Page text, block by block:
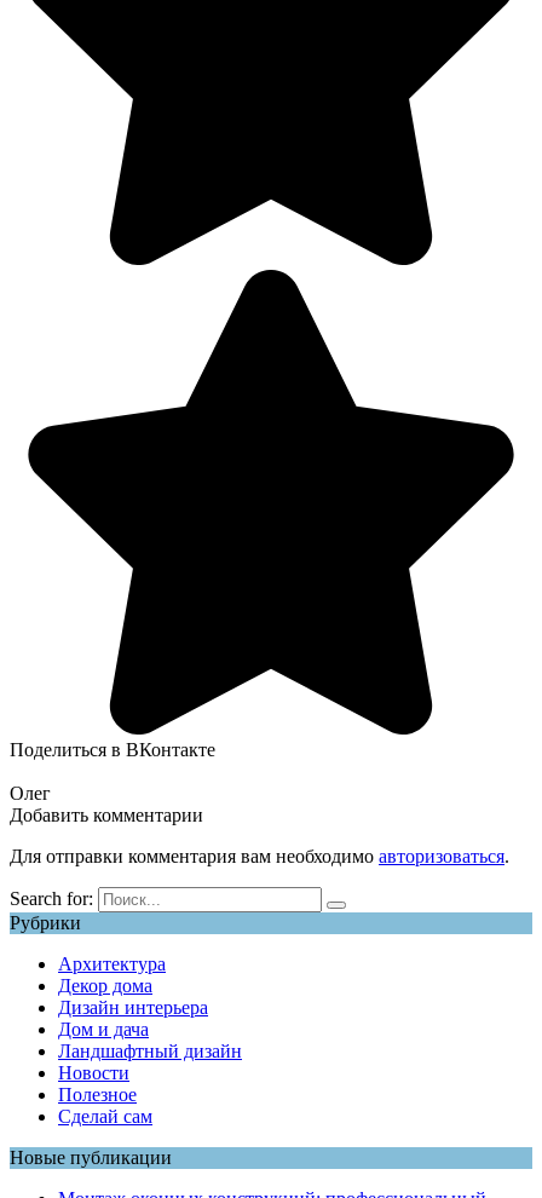
Поделиться в ВКонтакте
Олег
Добавить комментарии
Для отправки комментария вам необходимо авторизоваться.
Search for:
Рубрики
Архитектура
Декор дома
Дизайн интерьера
Дом и дача
Ландшафтный дизайн
Новости
Полезное
Сделай сам
Новые публикации